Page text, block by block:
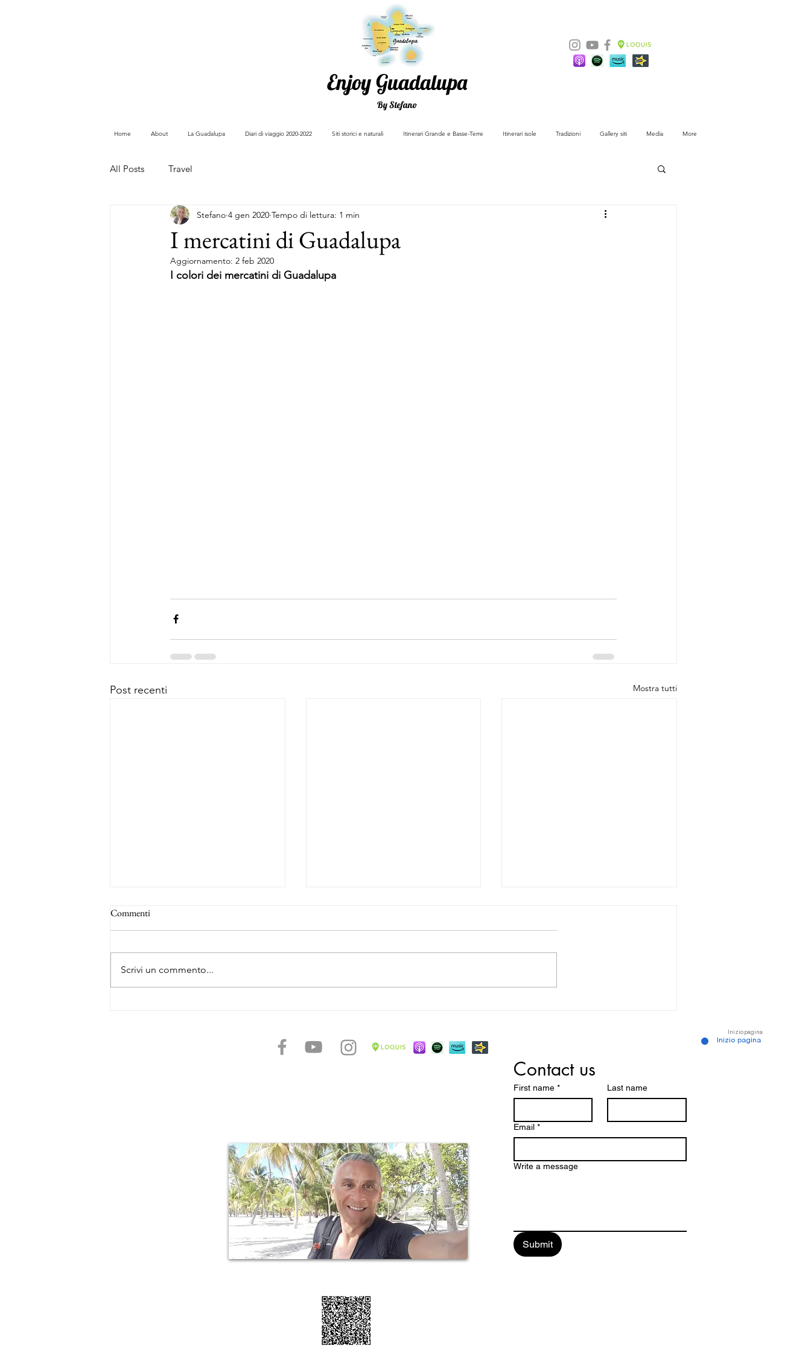
Enjoy Guadalupa
By Stefano
Home About La Guadalupa Diari di viaggio 2020-2022 Siti storici e naturali Itinerari Grande e Basse-Terre Itinerari isole Tradizioni Gallery siti Media More
All Posts Travel
I mercatini di Guadalupa
Stefano 4 gen 2020 Tempo di lettura: 1 min
Aggiornamento: 2 feb 2020
I colori dei mercatini di Guadalupa
Post recenti Mostra tutti
Commenti
Scrivi un commento...
Inizio pagina
Contact us
First name * Last name
Email *
Write a message
Submit
Inizio pagina